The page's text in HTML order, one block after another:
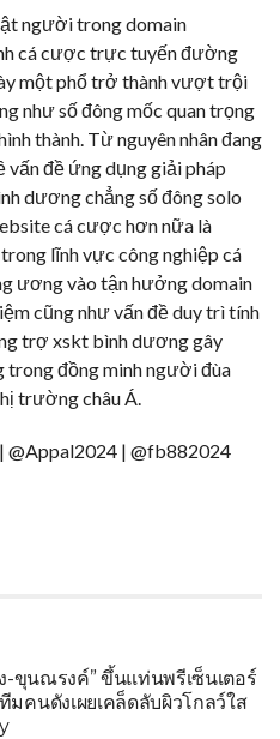
người trong domain
cá cược trực tuyến đường
một phổ trở thành vượt trội
như số đông mốc quan trọng
thành. Từ nguyên nhân đang
đề ứng dụng giải pháp
dương chẳng số đông solo
cá cược hơn nữa là
lĩnh vực công nghiệp cá
ương vào tận hưởng domain
cũng như vấn đề duy trì tính
trợ xskt bình dương gây
đồng minh người đùa
trường châu Á.
@Appal2024 | @fb882024
-ขุนณรงค์” ขึ้นแท่นพรีเซ็นเตอร์
มคนดังเผยเคล็ดลับผิวโกลว์ใส